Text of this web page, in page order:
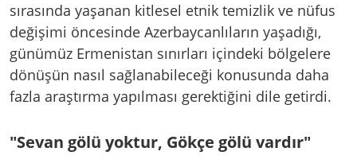
sırasında yaşanan kitlesel etnik temizlik ve nüfus
değişimi öncesinde Azerbaycanlıların yaşadığı,
günümüz Ermenistan sınırları içindeki bölgelere
dönüşün nasıl sağlanabileceği konusunda daha
fazla araştırma yapılması gerektiğini dile getirdi.
"Sevan gölü yoktur, Gökçe gölü vardır"